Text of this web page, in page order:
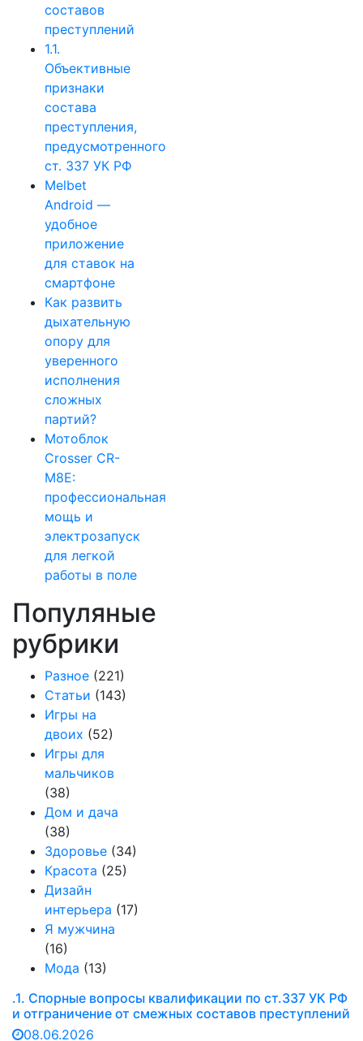
составов
преступлений
1.1.
Объективные
признаки
состава
преступления,
предусмотренного
ст. 337 УК РФ
Melbet
Android —
удобное
приложение
для ставок на
смартфоне
Как развить
дыхательную
опору для
уверенного
исполнения
сложных
партий?
Мотоблок
Crosser CR-
M8E:
профессиональная
мощь и
электрозапуск
для легкой
работы в поле
Популяные
рубрики
Разное (221)
Статьи (143)
Игры на
двоих (52)
Игры для
мальчиков
(38)
Дом и дача
(38)
Здоровье (34)
Красота (25)
Дизайн
интерьера (17)
Я мужчина
(16)
Мода (13)
.1. Спорные вопросы квалификации по ст.337 УК РФ
и отграничение от смежных составов преступлений
08.06.2026